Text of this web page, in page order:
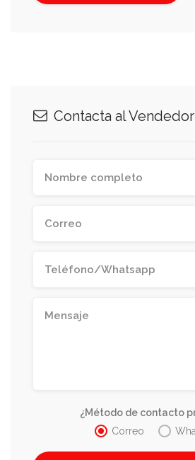
Contacta al Vendedor
¿Método de contacto
Correo